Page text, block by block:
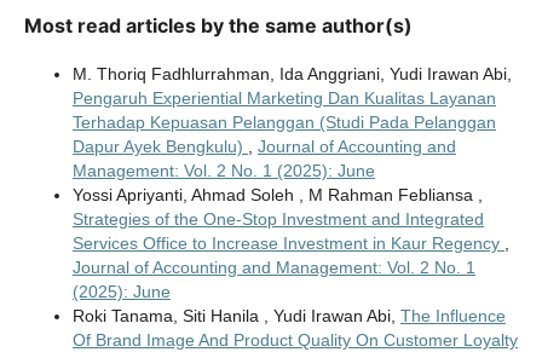
Most read articles by the same author(s)
M. Thoriq Fadhlurrahman, Ida Anggriani, Yudi Irawan Abi,
Pengaruh Experiential Marketing Dan Kualitas Layanan
Terhadap Kepuasan Pelanggan (Studi Pada Pelanggan
Dapur Ayek Bengkulu) , Journal of Accounting and
Management: Vol. 2 No. 1 (2025): June
Yossi Apriyanti, Ahmad Soleh , M Rahman Febliansa ,
Strategies of the One-Stop Investment and Integrated
Services Office to Increase Investment in Kaur Regency ,
Journal of Accounting and Management: Vol. 2 No. 1
(2025): June
Roki Tanama, Siti Hanila , Yudi Irawan Abi, The Influence
Of Brand Image And Product Quality On Customer Loyalty